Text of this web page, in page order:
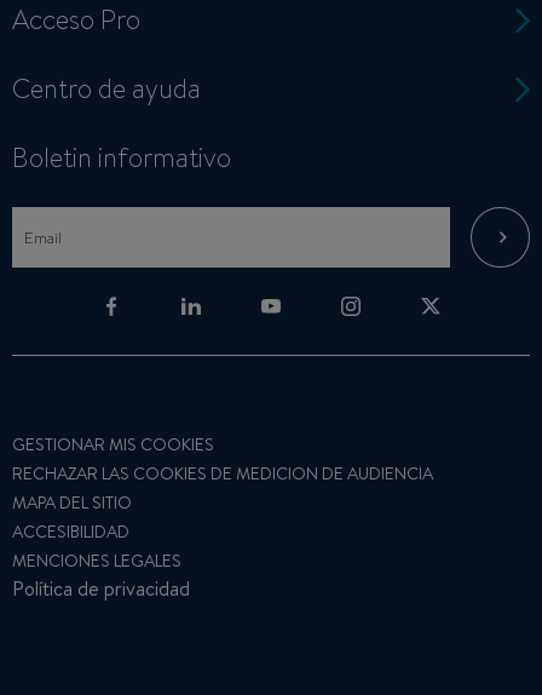
Acceso Pro
Centro de ayuda
Boletin informativo
GESTIONAR MIS COOKIES
RECHAZAR LAS COOKIES DE MEDICION DE AUDIENCIA
MAPA DEL SITIO
ACCESIBILIDAD
MENCIONES LEGALES
Política de privacidad